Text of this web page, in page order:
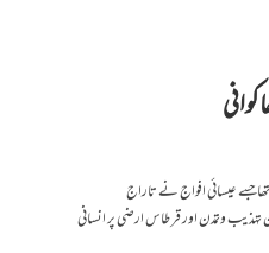
عیسائی افواج نے تاراج
تہذیب وتمدن اور قرطاس ارضی پر انسانی